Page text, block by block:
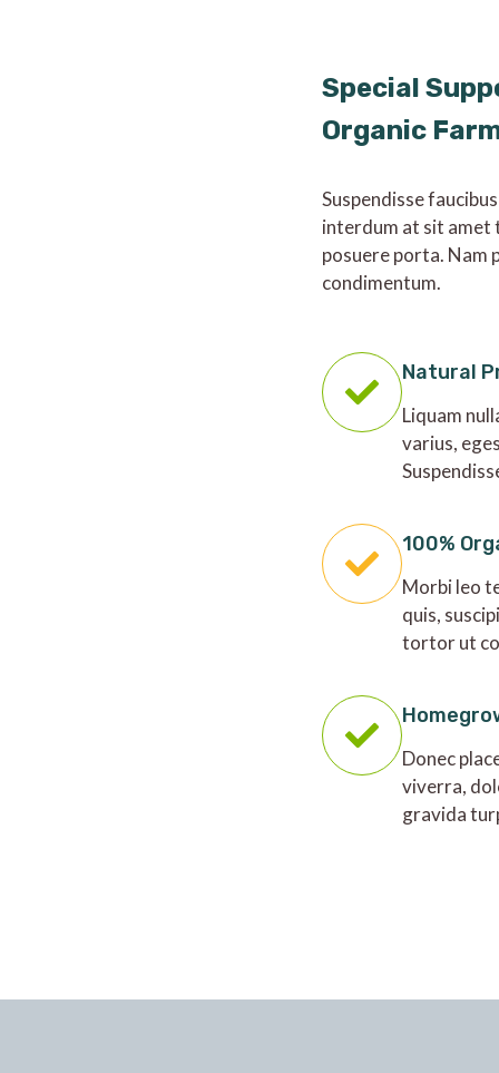
Special
Organic
Suspendisse
interdum at sit amet
posuere porta. Nam
condimentum.
Natural
Liquam
varius,
100%
Morbi leo
quis,
tortor ut
Donec
viverra,
gravida